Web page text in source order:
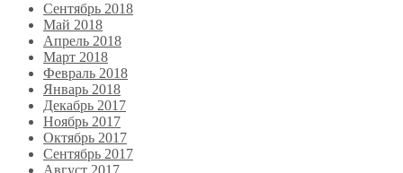
Сентябрь 2018
Май 2018
Апрель 2018
Март 2018
Февраль 2018
Январь 2018
Декабрь 2017
Ноябрь 2017
Октябрь 2017
Сентябрь 2017
Август 2017